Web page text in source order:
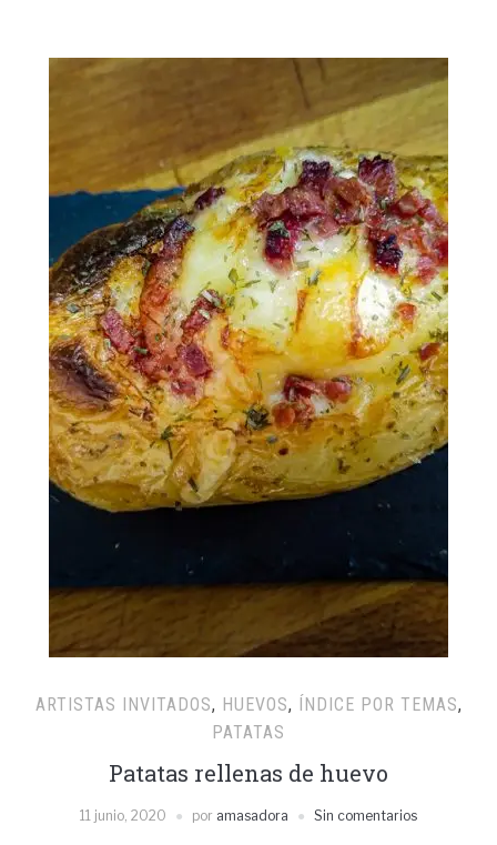
ARTISTAS INVITADOS, HUEVOS, ÍNDICE POR TEMAS,
PATATAS
Patatas rellenas de huevo
11 junio, 2020 por amasadora Sin comentarios